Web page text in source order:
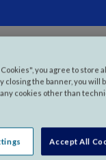
you agree to store
closing the banner, you will
cookies other than
Accept All